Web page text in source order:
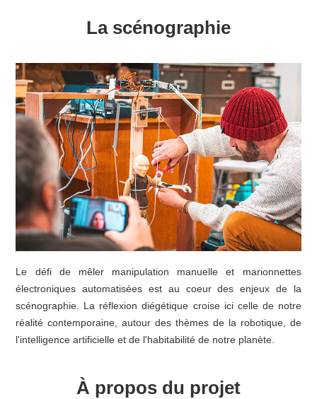
La scénographie
Le défi de mêler manipulation manuelle et marionnettes
électroniques automatisées est au coeur des enjeux de la
scénographie. La réflexion diégétique croise ici celle de notre
réalité contemporaine, autour des thèmes de la robotique, de
l'intelligence artificielle et de l'habitabilité de notre planète.
À propos du projet